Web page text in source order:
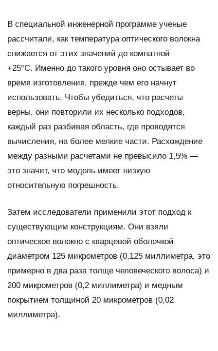
В специальной инженерной программе ученые
рассчитали, как температура оптического волокна
снижается от этих значений до комнатной
+25°C. Именно до такого уровня оно остывает во
время изготовления, прежде чем его начнут
использовать. Чтобы убедиться, что расчеты
верны, они повторили их несколько подходов,
каждый раз разбивая область, где проводятся
вычисления, на более мелкие части. Расхождение
между разными расчетами не превысило 1,5% —
это значит, что модель имеет низкую
относительную погрешность.
Затем исследователи применили этот подход к
существующим конструкциям. Они взяли
оптическое волокно с кварцевой оболочкой
диаметром 125 микрометров (0,125 миллиметра, это
примерно в два раза толще человеческого волоса) и
200 микрометров (0,2 миллиметра) и медным
покрытием толщиной 20 микрометров (0,02
миллиметра).